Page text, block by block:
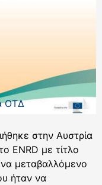
ΟΤΔ
στην Αυστρία
ENRD με τίτλο
μεταβαλλόμενο
ήταν να